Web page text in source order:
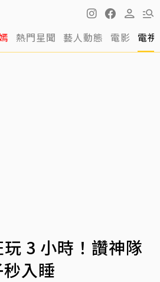
熱門星聞 藝人動態 電影 電視
3 小時！讚神隊
入睡